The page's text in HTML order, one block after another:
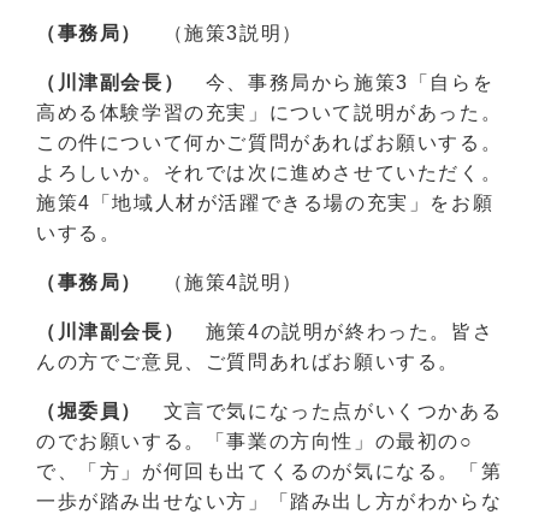
（事務局） （施策3説明）
（川津副会長）
今、事務局から施策3「自らを
高める体験学習の充実」について説明があった。
この件について何かご質問があればお願いする。
よろしいか。それでは次に進めさせていただく。
施策4「地域人材が活躍できる場の充実」をお願
いする。
（事務局） （施策4説明）
（川津副会長）
施策4の説明が終わった。皆さ
んの方でご意見、ご質問あればお願いする。
（堀委員）
文言で気になった点がいくつかある
のでお願いする。「事業の方向性」の最初の○
で、「方」が何回も出てくるのが気になる。「第
一歩が踏み出せない方」「踏み出し方がわからな